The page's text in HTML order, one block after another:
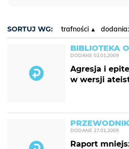
SORTUJ WG: trafności dodania:
BIBLIOTEKA
DODANE 02.01.2009
Agresja i
w wersji
DODANE 27.01.2009
Raport